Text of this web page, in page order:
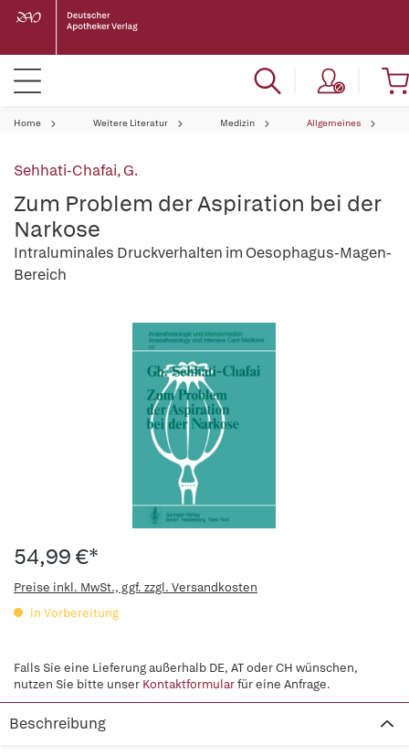
Home Weitere Literatur Medizin Allgemeines
Sehhati-Chafai, G.
Zum Problem der Aspiration bei der
Narkose
Intraluminales Druckverhalten im Oesophagus-Magen-
Bereich
54,99 €*
Preise inkl. MwSt., ggf. zzgl. Versandkosten
in Vorbereitung
Falls Sie eine Lieferung außerhalb DE, AT oder CH wünschen,
nutzen Sie bitte unser Kontaktformularfür eine Anfrage.
Beschreibung